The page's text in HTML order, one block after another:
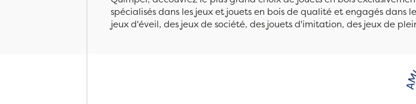
spécialisés dans les jeux et jouets en bois de qualité et engagés
jeux d'éveil, des jeux de société, des jouets d'imitation, des jeux de